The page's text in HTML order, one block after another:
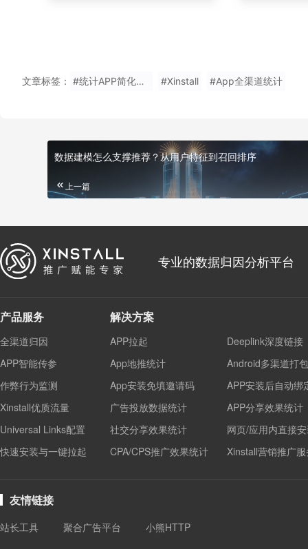
文章标签： #统计APP简化下载流程体验 #Xinstall #App全渠道统计
数据建模怎么支撑推荐？从用户特征到召回排序
上一篇
专业的数据归因分析平台
产品服务
全渠道归因
APP智能传参
作弊行为监测
Xinstall优质流量
Universal Links配置
快速安装与一键拉起
解决方案
APP拉起
Deeplink深度链接
App地推统计
Android多渠道打包
App安装免填邀请码
APP安装后自动绑
广告投放数据统计
APP分享效果统计
社交分享效果统计
网页/应用内直接
CPA/CPS推广效果统计
Xinstall营销推广
友情链接
站长工具 聚合广告平台 小熊HTTP